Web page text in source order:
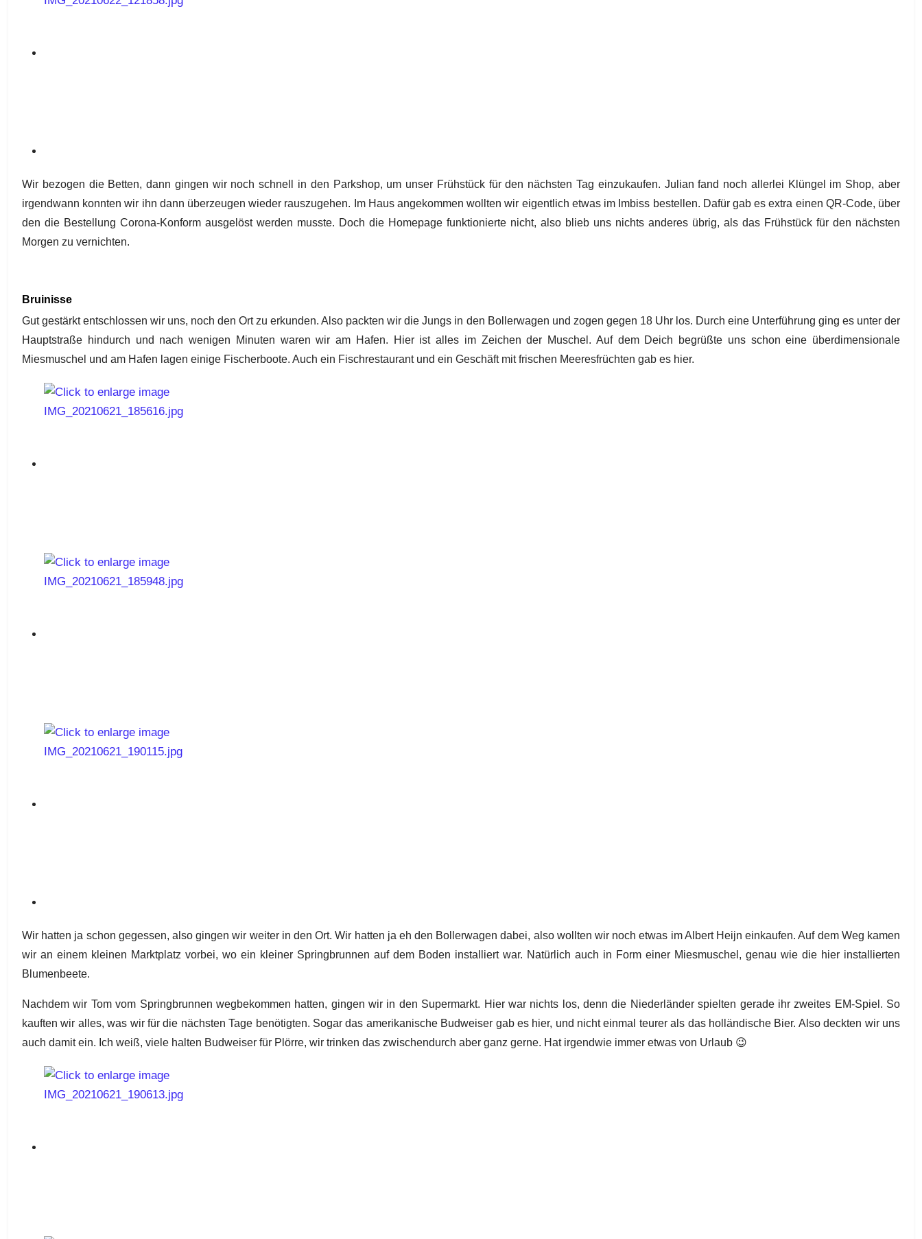
Wir bezogen die Betten, dann gingen wir noch schnell in den Parkshop, um unser Frühstück für den nächsten Tag einzukaufen. Julian fand noch allerlei Klüngel im Shop, aber
irgendwann konnten wir ihn dann überzeugen wieder rauszugehen. Im Haus angekommen wollten wir eigentlich etwas im Imbiss bestellen. Dafür gab es extra einen QR-Code, über
den die Bestellung Corona-Konform ausgelöst werden musste. Doch die Homepage funktionierte nicht, also blieb uns nichts anderes übrig, als das Frühstück für den nächsten
Morgen zu vernichten.
Bruinisse
Gut gestärkt entschlossen wir uns, noch den Ort zu erkunden. Also packten wir die Jungs in den Bollerwagen und zogen gegen 18 Uhr los. Durch eine Unterführung ging es unter der
Hauptstraße hindurch und nach wenigen Minuten waren wir am Hafen. Hier ist alles im Zeichen der Muschel. Auf dem Deich begrüßte uns schon eine überdimensionale
Miesmuschel und am Hafen lagen einige Fischerboote. Auch ein Fischrestaurant und ein Geschäft mit frischen Meeresfrüchten gab es hier.
Wir hatten ja schon gegessen, also gingen wir weiter in den Ort. Wir hatten ja eh den Bollerwagen dabei, also wollten wir noch etwas im Albert Heijn einkaufen. Auf dem Weg kamen
wir an einem kleinen Marktplatz vorbei, wo ein kleiner Springbrunnen auf dem Boden installiert war. Natürlich auch in Form einer Miesmuschel, genau wie die hier installierten
Blumenbeete.
Nachdem wir Tom vom Springbrunnen wegbekommen hatten, gingen wir in den Supermarkt. Hier war nichts los, denn die Niederländer spielten gerade ihr zweites EM-Spiel. So
kauften wir alles, was wir für die nächsten Tage benötigten. Sogar das amerikanische Budweiser gab es hier, und nicht einmal teurer als das holländische Bier. Also deckten wir uns
auch damit ein. Ich weiß, viele halten Budweiser für Plörre, wir trinken das zwischendurch aber ganz gerne. Hat irgendwie immer etwas von Urlaub 😉